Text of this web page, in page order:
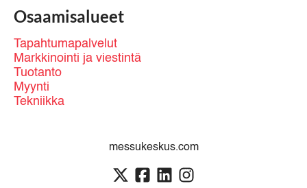
Osaamisalueet
Tapahtumapalvelut
Markkinointi ja viestintä
Tuotanto
Myynti
Tekniikka
messukeskus.com